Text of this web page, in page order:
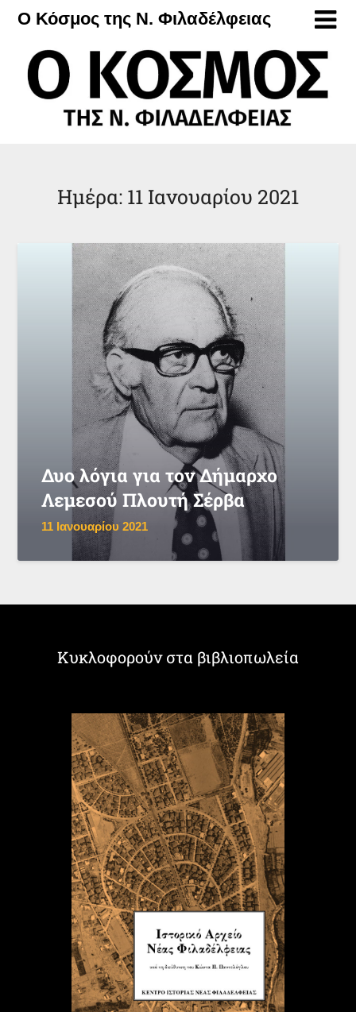
Μετάβαση
περιεχόμενο
Ο Κόσμος της Ν. Φιλαδέλφειας
Ημέρα: 11 Ιανουαρίου 2021
Δυο λόγια για τον Δήμαρχο
Λεμεσού Πλουτή Σέρβα
11 Ιανουαρίου 2021
Κυκλοφορούν στα βιβλιοπωλεία